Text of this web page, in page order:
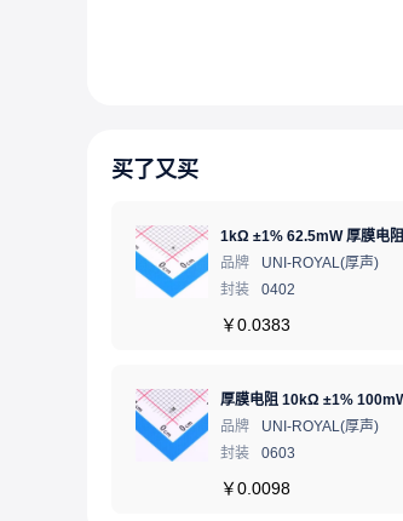
买了又买
1kΩ ±1% 62.5mW 厚膜电阻
品牌
UNI-ROYAL(厚声)
封装
0402
￥0.0383
厚膜电阻 10kΩ ±1%
品牌
UNI-ROYAL(厚声)
封装
0603
￥0.0098